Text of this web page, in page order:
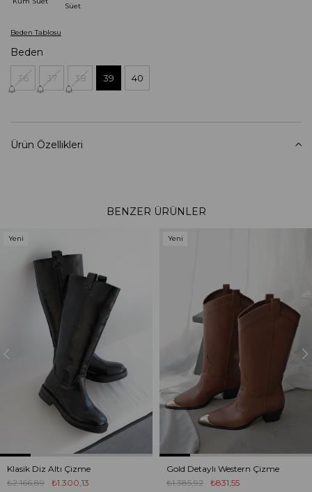
Süet
Beden Tablosu
Beden
36 37 38 39 40
Ürün Özellikleri
BENZER ÜRÜNLER
Klasik Diz Altı Çizme
₺1.300,13
₺2.166,89
Yeni
Gold Detaylı Western Çizme
₺831,55
₺1.385,92
Yeni